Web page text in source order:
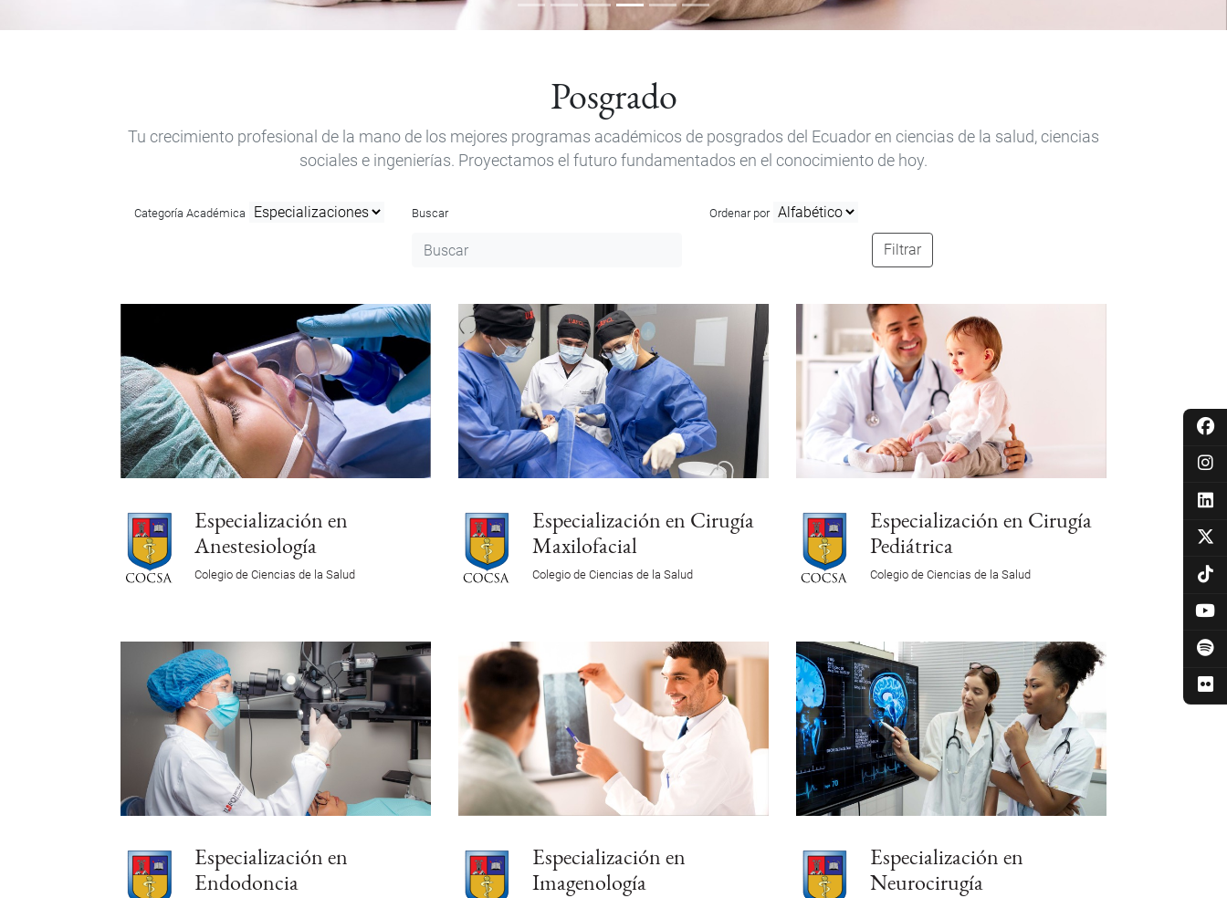
Posgrado
Tu crecimiento profesional de la mano de los mejores programas académicos de posgrados del Ecuador en ciencias de la salud, ciencias
sociales e ingenierías. Proyectamos el futuro fundamentados en el conocimiento de hoy.
Categoría Académica Buscar Ordenar por
Filtrar
Especialización en
Anestesiología
Colegio de Ciencias de la Salud
Especialización en Cirugía
Maxilofacial
Colegio de Ciencias de la Salud
Especialización en Cirugía
Pediátrica
Colegio de Ciencias de la Salud
Especialización en
Endodoncia
Especialización en
Imagenología
Especialización en
Neurocirugía